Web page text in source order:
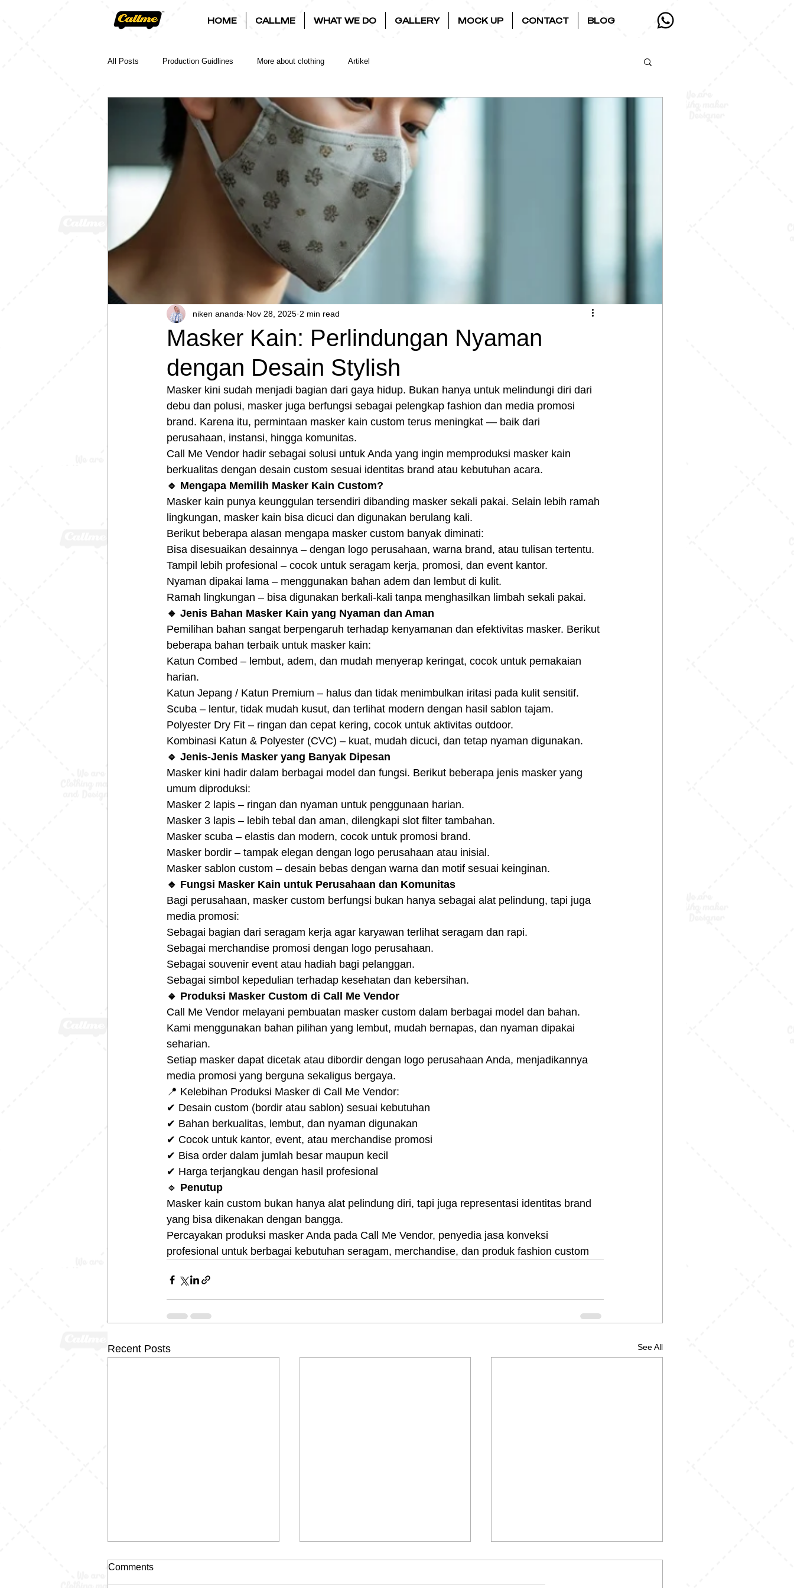
HOME CALLME WHAT WE DO GALLERY MOCK UP CONTACT BLOG
All Posts Production Guidlines More about clothing Artikel
Masker Kain: Perlindungan Nyaman
dengan Desain Stylish
niken ananda Nov 28, 2025 2 min read
Masker kini sudah menjadi bagian dari gaya hidup. Bukan hanya untuk melindungi diri dari
debu dan polusi, masker juga berfungsi sebagai pelengkap fashion dan media promosi
brand. Karena itu, permintaan masker kain custom terus meningkat — baik dari
perusahaan, instansi, hingga komunitas.
Call Me Vendor hadir sebagai solusi untuk Anda yang ingin memproduksi masker kain
berkualitas dengan desain custom sesuai identitas brand atau kebutuhan acara.
🔹 Mengapa Memilih Masker Kain Custom?
Masker kain punya keunggulan tersendiri dibanding masker sekali pakai. Selain lebih ramah
lingkungan, masker kain bisa dicuci dan digunakan berulang kali.
Berikut beberapa alasan mengapa masker custom banyak diminati:
Bisa disesuaikan desainnya – dengan logo perusahaan, warna brand, atau tulisan tertentu.
Tampil lebih profesional – cocok untuk seragam kerja, promosi, dan event kantor.
Nyaman dipakai lama – menggunakan bahan adem dan lembut di kulit.
Ramah lingkungan – bisa digunakan berkali-kali tanpa menghasilkan limbah sekali pakai.
🔹 Jenis Bahan Masker Kain yang Nyaman dan Aman
Pemilihan bahan sangat berpengaruh terhadap kenyamanan dan efektivitas masker. Berikut
beberapa bahan terbaik untuk masker kain:
Katun Combed – lembut, adem, dan mudah menyerap keringat, cocok untuk pemakaian
harian.
Katun Jepang / Katun Premium – halus dan tidak menimbulkan iritasi pada kulit sensitif.
Scuba – lentur, tidak mudah kusut, dan terlihat modern dengan hasil sablon tajam.
Polyester Dry Fit – ringan dan cepat kering, cocok untuk aktivitas outdoor.
Kombinasi Katun & Polyester (CVC) – kuat, mudah dicuci, dan tetap nyaman digunakan.
🔹 Jenis-Jenis Masker yang Banyak Dipesan
Masker kini hadir dalam berbagai model dan fungsi. Berikut beberapa jenis masker yang
umum diproduksi:
Masker 2 lapis – ringan dan nyaman untuk penggunaan harian.
Masker 3 lapis – lebih tebal dan aman, dilengkapi slot filter tambahan.
Masker scuba – elastis dan modern, cocok untuk promosi brand.
Masker bordir – tampak elegan dengan logo perusahaan atau inisial.
Masker sablon custom – desain bebas dengan warna dan motif sesuai keinginan.
🔹 Fungsi Masker Kain untuk Perusahaan dan Komunitas
Bagi perusahaan, masker custom berfungsi bukan hanya sebagai alat pelindung, tapi juga
media promosi:
Sebagai bagian dari seragam kerja agar karyawan terlihat seragam dan rapi.
Sebagai merchandise promosi dengan logo perusahaan.
Sebagai souvenir event atau hadiah bagi pelanggan.
Sebagai simbol kepedulian terhadap kesehatan dan kebersihan.
🔹 Produksi Masker Custom di Call Me Vendor
Call Me Vendor melayani pembuatan masker custom dalam berbagai model dan bahan.
Kami menggunakan bahan pilihan yang lembut, mudah bernapas, dan nyaman dipakai
seharian.
Setiap masker dapat dicetak atau dibordir dengan logo perusahaan Anda, menjadikannya
media promosi yang berguna sekaligus bergaya.
📍 Kelebihan Produksi Masker di Call Me Vendor:
✔ Desain custom (bordir atau sablon) sesuai kebutuhan
✔ Bahan berkualitas, lembut, dan nyaman digunakan
✔ Cocok untuk kantor, event, atau merchandise promosi
✔ Bisa order dalam jumlah besar maupun kecil
✔ Harga terjangkau dengan hasil profesional
🔹 Penutup
Masker kain custom bukan hanya alat pelindung diri, tapi juga representasi identitas brand
yang bisa dikenakan dengan bangga.
Percayakan produksi masker Anda pada Call Me Vendor, penyedia jasa konveksi
profesional untuk berbagai kebutuhan seragam, merchandise, dan produk fashion custom
Recent Posts See All
Comments